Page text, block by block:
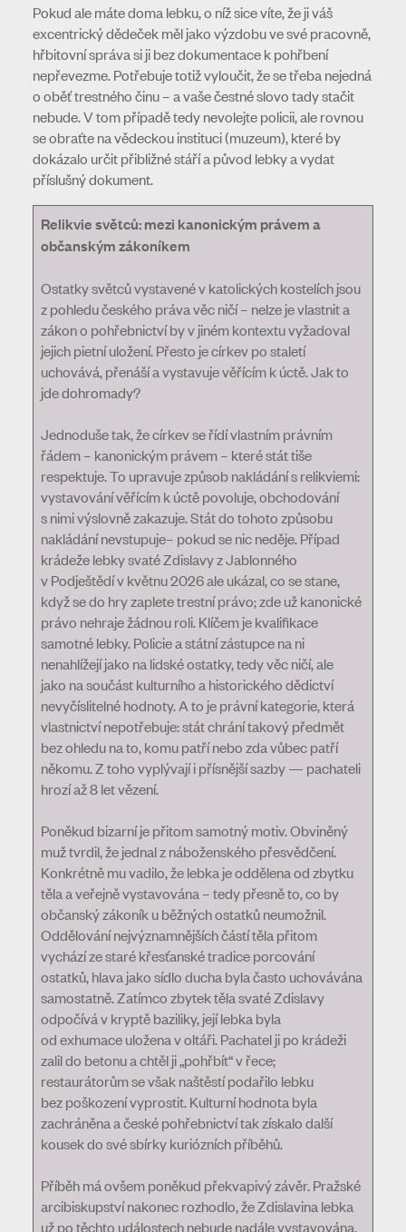
Pokud ale máte doma lebku, o níž sice víte, že ji váš
excentrický dědeček měl jako výzdobu ve své pracovně,
hřbitovní správa si ji bez dokumentace k pohřbení
nepřevezme. Potřebuje totiž vyloučit, že se třeba nejedná
o oběť trestného činu – a vaše čestné slovo tady stačit
nebude. V tom případě tedy nevolejte policii, ale rovnou
se obraťte na vědeckou instituci (muzeum), které by
dokázalo určit přibližné stáří a původ lebky a vydat
příslušný dokument.
Relikvie světců: mezi kanonickým právem a
občanským zákoníkem
Ostatky světců vystavené v katolických kostelích jsou
z pohledu českého práva věc ničí – nelze je vlastnit a
zákon o pohřebnictví by v jiném kontextu vyžadoval
jejich pietní uložení. Přesto je církev po staletí
uchovává, přenáší a vystavuje věřícím k úctě. Jak to
jde dohromady?
Jednoduše tak, že církev se řídí vlastním právním
řádem – kanonickým právem – které stát tiše
respektuje. To upravuje způsob nakládání s relikviemi:
vystavování věřícím k úctě povoluje, obchodování
s nimi výslovně zakazuje. Stát do tohoto způsobu
nakládání nevstupuje– pokud se nic neděje. Případ
krádeže lebky svaté Zdislavy z Jablonného
v Podještědí v květnu 2026 ale ukázal, co se stane,
když se do hry zaplete trestní právo; zde už kanonické
právo nehraje žádnou roli. Klíčem je kvalifikace
samotné lebky. Policie a státní zástupce na ni
nenahlížejí jako na lidské ostatky, tedy věc ničí, ale
jako na součást kulturního a historického dědictví
nevyčíslitelné hodnoty. A to je právní kategorie, která
vlastnictví nepotřebuje: stát chrání takový předmět
bez ohledu na to, komu patří nebo zda vůbec patří
někomu. Z toho vyplývají i přísnější sazby — pachateli
hrozí až 8 let vězení.
Poněkud bizarní je přitom samotný motiv. Obviněný
muž tvrdil, že jednal z náboženského přesvědčení.
Konkrétně mu vadilo, že lebka je oddělena od zbytku
těla a veřejně vystavována – tedy přesně to, co by
občanský zákoník u běžných ostatků neumožnil.
Oddělování nejvýznamnějších částí těla přitom
vychází ze staré křesťanské tradice porcování
ostatků, hlava jako sídlo ducha byla často uchovávána
samostatně. Zatímco zbytek těla svaté Zdislavy
odpočívá v kryptě baziliky, její lebka byla
od exhumace uložena v oltáři. Pachatel ji po krádeži
zalil do betonu a chtěl ji „pohřbít“ v řece;
restaurátorům se však naštěstí podařilo lebku
bez poškození vyprostit. Kulturní hodnota byla
zachráněna a české pohřebnictví tak získalo další
kousek do své sbírky kuriózních příběhů.
Příběh má ovšem poněkud překvapivý závěr. Pražské
arcibiskupství nakonec rozhodlo, že Zdislavina lebka
už po těchto událostech nebude nadále vystavována,